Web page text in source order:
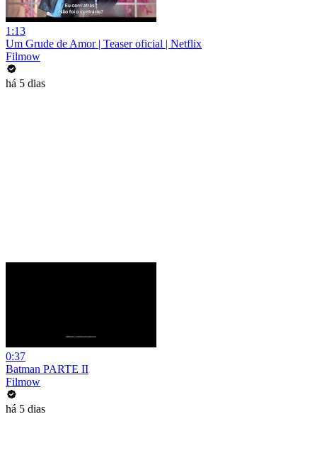
1:13
Um Grude de Amor | Teaser oficial | Netflix
Filmow
há 5 dias
0:37
Batman PARTE II
Filmow
há 5 dias